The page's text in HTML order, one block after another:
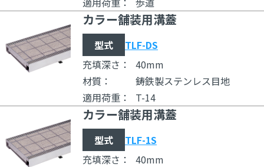
カラー舗装用溝蓋
型式
TLF-DS
充填深さ：
40mm
材質：
鋳鉄製ステンレス目地
適用荷重：
T-14
カラー舗装用溝蓋
型式
TLF-1S
充填深さ：
40mm